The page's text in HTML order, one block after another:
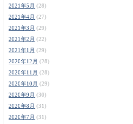
2021年5月 (28)
2021年4月 (27)
2021年3月 (29)
2021年2月 (22)
2021年1月 (29)
2020年12月 (28)
2020年11月 (28)
2020年10月 (29)
2020年9月 (30)
2020年8月 (31)
2020年7月 (31)